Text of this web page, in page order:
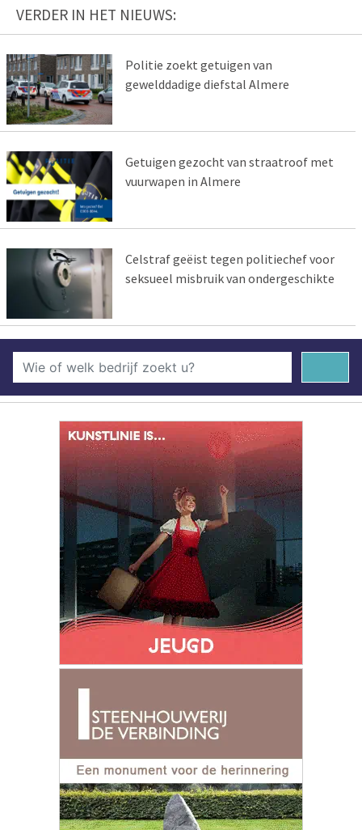
VERDER IN HET NIEUWS:
Politie zoekt getuigen van
gewelddadige diefstal Almere
Getuigen gezocht van straatroof met
vuurwapen in Almere
Celstraf geëist tegen politiechef voor
seksueel misbruik van ondergeschikte